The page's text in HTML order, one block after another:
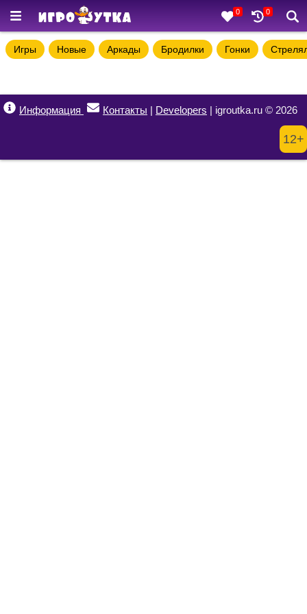
0 0
Игры Новые Аркады Бродилки Гонки
Информация Контакты | Developers | igroutka.ru © 2026
12+